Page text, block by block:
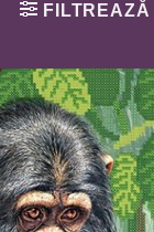
FILTREAZĂ